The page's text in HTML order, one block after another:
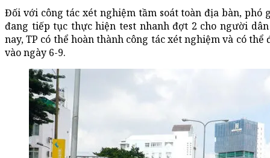
Đối với công tác xét nghiệm tầm soát toàn địa bàn, phó
đang tiếp tục thực hiện test nhanh đợt 2 cho người
nay, TP có thể hoàn thành công tác xét nghiệm và có
vào ngày 6-9.